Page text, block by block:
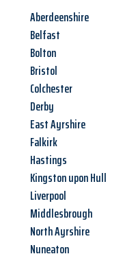
Aberdeenshire
Belfast
Bolton
Bristol
Colchester
Derby
East Ayrshire
Falkirk
Hastings
Kingston upon Hull
Liverpool
Middlesbrough
North Ayrshire
Nuneaton